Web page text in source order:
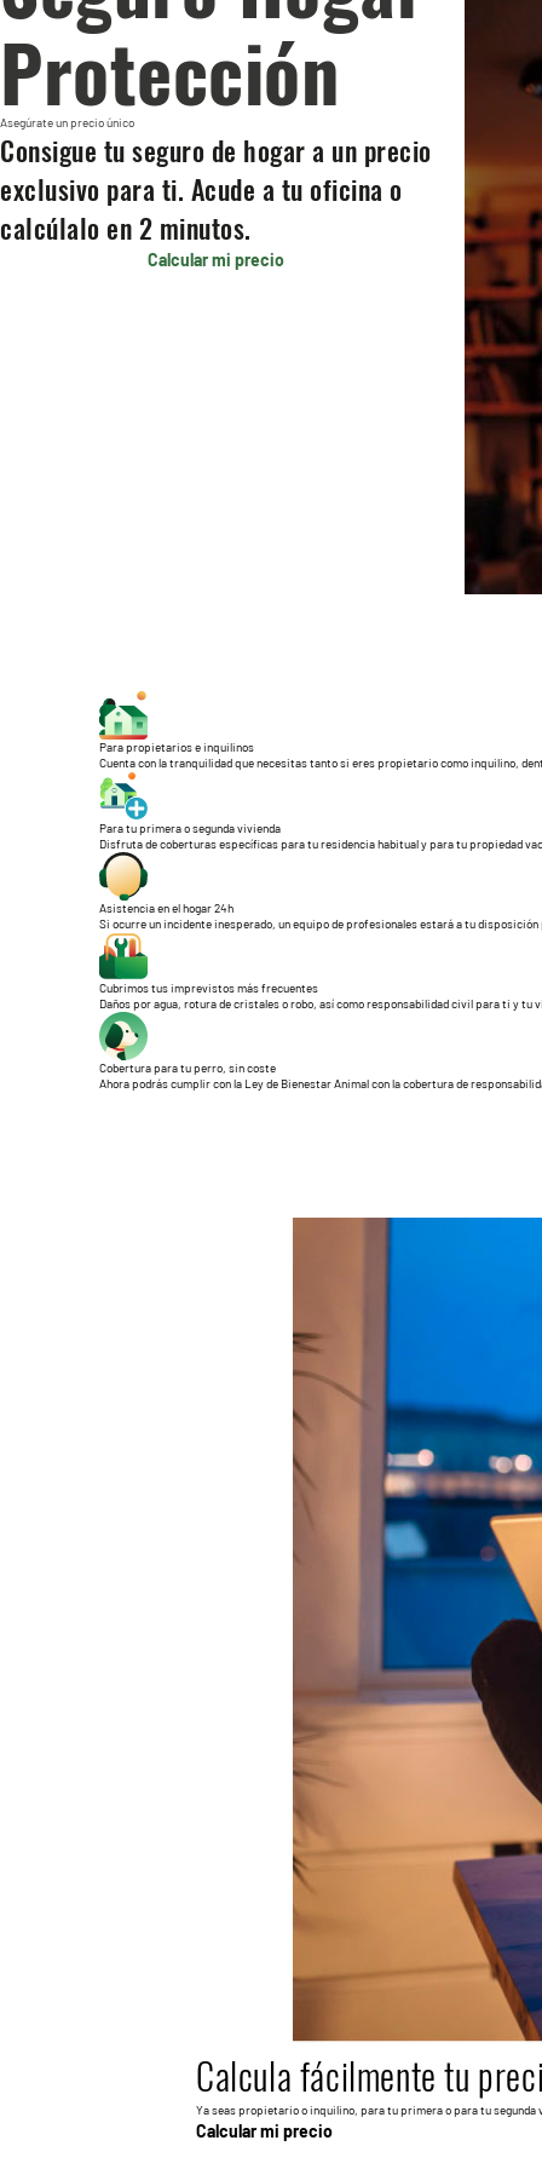
Protección
Asegúrate un precio único
Consigue tu seguro de hogar a un precio
exclusivo para ti. Acude a tu oficina o
calcúlalo en 2 minutos.
Calcular mi precio
Para propietarios e inquilinos
Cuenta con la tranquilidad que necesitas tanto si eres propietario como inquilino,
Para tu primera o segunda vivienda
Disfruta de coberturas específicas para tu residencia habitual y para tu propiedad
Asistencia en el hogar 24h
Si ocurre un incidente inesperado, un equipo de profesionales estará a tu disposición
Cubrimos tus imprevistos más frecuentes
Daños por agua, rotura de cristales o robo, así como responsabilidad civil para ti y tu
Cobertura para tu perro, sin coste
Ahora podrás cumplir con la Ley de Bienestar Animal con la cobertura de
Calcula fácilmente tu
Ya seas propietario o inquilino, para tu primera o para tu segunda
Calcular mi precio